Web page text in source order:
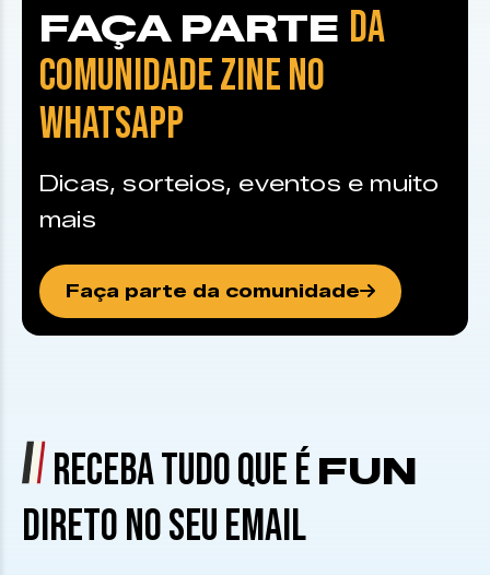
FAÇA PARTE DA
COMUNIDADE ZINE NO
WHATSAPP
Dicas, sorteios, eventos e muito
mais
Faça parte da comunidade
RECEBA TUDO QUE É FUN
DIRETO NO SEU EMAIL